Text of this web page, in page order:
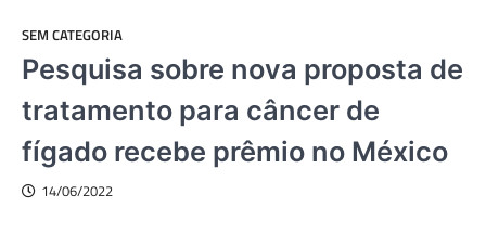
SEM CATEGORIA
Pesquisa sobre nova proposta de
tratamento para câncer de
fígado recebe prêmio no México
14/06/2022